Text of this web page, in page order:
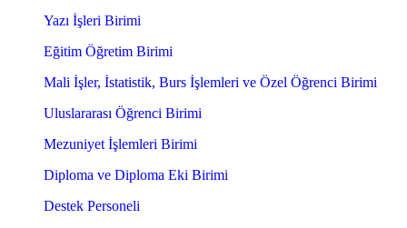
Yazı İşleri Birimi
Eğitim Öğretim Birimi
Mali İşler, İstatistik, Burs İşlemleri ve Özel Öğrenci Birimi
Uluslararası Öğrenci Birimi
Mezuniyet İşlemleri Birimi
Diploma ve Diploma Eki Birimi
Destek Personeli